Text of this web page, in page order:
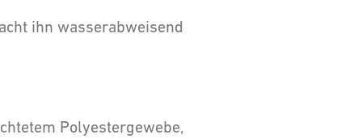
ihn wasserabweisend
Polyestergewebe,